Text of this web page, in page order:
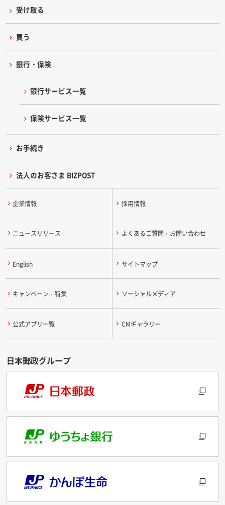
受け取る
買う
銀行・保険
銀行サービス一覧
保険サービス一覧
お手続き
法人のお客さま BIZPOST
企業情報 採用情報
ニュースリリース よくあるご質問・お問い合わせ
English サイトマップ
キャンペーン・特集 ソーシャルメディア
公式アプリ一覧 CMギャラリー